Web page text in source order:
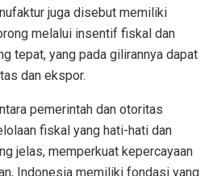
juga disebut memiliki
melalui insentif fiskal dan
tepat, yang pada gilirannya dapat
dan ekspor.
pemerintah dan otoritas
fiskal yang hati-hati dan
jelas, memperkuat kepercayaan
Indonesia memiliki fondasi yang